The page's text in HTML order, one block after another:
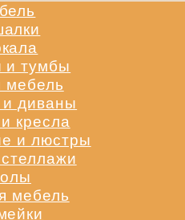
и тумбы
мебель
и диваны
кресла
и люстры
мебель